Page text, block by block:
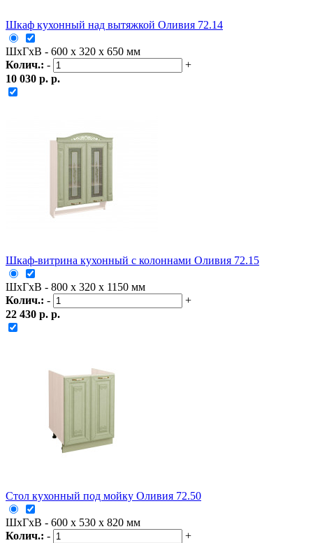
Шкаф кухонный над вытяжкой Оливия 72.14
ШxГxВ - 600 x 320 x 650 мм
Колич.: -
+
10 030 р. р.
Шкаф-витрина кухонный с колоннами Оливия 72.15
ШxГxВ - 800 x 320 x 1150 мм
Колич.: -
+
22 430 р. р.
Стол кухонный под мойку Оливия 72.50
ШxГxВ - 600 x 530 x 820 мм
Колич.: -
+